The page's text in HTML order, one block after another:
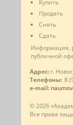
Купить
Продать
Снять
Сдать
Информация,
публичной
Адрес: г.
Телефоны: 8
e-mail:
© 2026
Все права